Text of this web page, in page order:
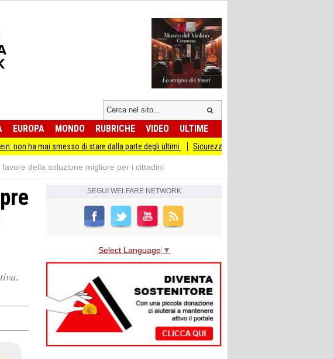
EUROPA MONDO RUBRICHE VIDEO ULTIME
mai smesso di stare dalla parte degli ultimi Sicurezza I Giovani Democratici ribattono ai Giovani
della soluzione migliore per i cittadini
SEGUI WELFARE NETWORK
Select Language ▼